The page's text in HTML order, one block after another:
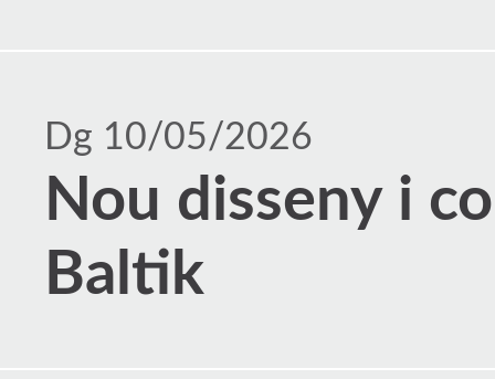
Dg 10/05/2026
Nou disseny i
Baltik